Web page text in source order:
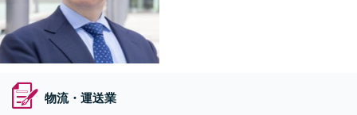
物流・運送業